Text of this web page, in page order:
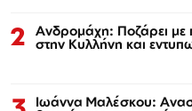
2 Ανδρομάχη: Ποζάρει με
στην Κυλλήνη και
Ιωάννα Μαλέσκου: